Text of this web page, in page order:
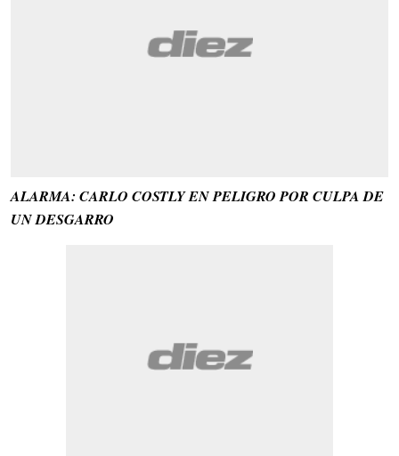
ALARMA: CARLO COSTLY EN PELIGRO POR CULPA DE
UN DESGARRO